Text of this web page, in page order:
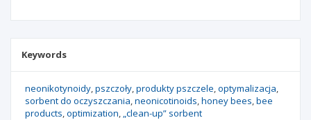
Keywords
neonikotynoidy pszczoły produkty pszczele optymalizacja
sorbent do oczyszczania neonicotinoids honey bees bee
products optimization „clean-up” sorbent